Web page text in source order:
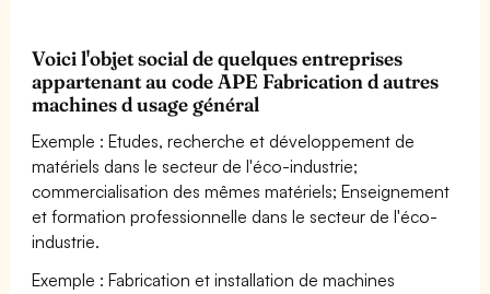
Voici l'objet social de quelques entreprises
appartenant au code APE Fabrication d autres
machines d usage général
Exemple : Etudes, recherche et développement de
matériels dans le secteur de l'éco-industrie;
commercialisation des mêmes matériels; Enseignement
et formation professionnelle dans le secteur de l'éco-
industrie.
Exemple : Fabrication et installation de machines